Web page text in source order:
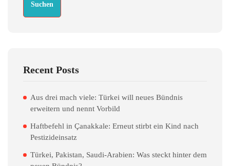
Suchen
Recent Posts
Aus drei mach viele: Türkei will neues Bündnis
erweitern und nennt Vorbild
Haftbefehl in Çanakkale: Erneut stirbt ein Kind nach
Pestizideinsatz
Türkei, Pakistan, Saudi-Arabien: Was steckt hinter dem